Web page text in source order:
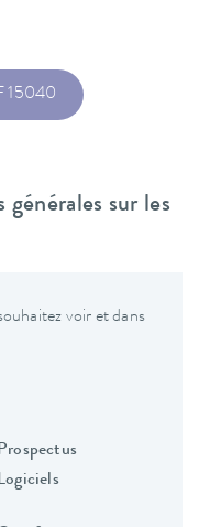
15040
générales sur les
voir et dans